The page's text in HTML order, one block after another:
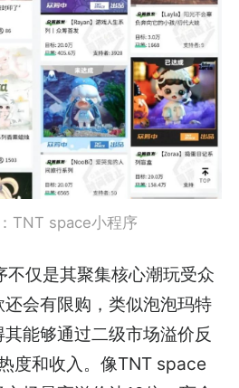
TNT space小程序
仅是其聚集核心潮玩受众
会有限购，类似泡泡玛特
能够通过二级市场溢价反
度和收入。像TNT space